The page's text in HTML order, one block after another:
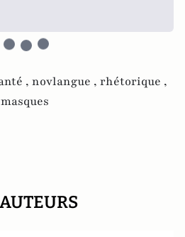
, novlangue , rhétorique ,
masques